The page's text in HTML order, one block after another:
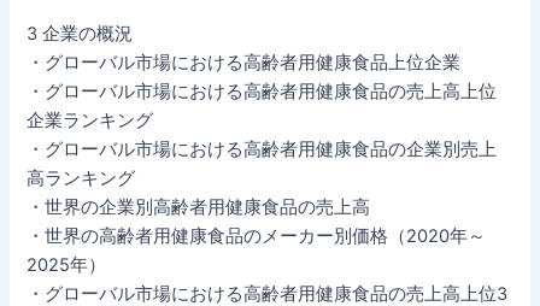
3 企業の概況
・グローバル市場における高齢者用健康食品上位企業
・グローバル市場における高齢者用健康食品の売上高上位
企業ランキング
・グローバル市場における高齢者用健康食品の企業別売上
高ランキング
・世界の企業別高齢者用健康食品の売上高
・世界の高齢者用健康食品のメーカー別価格（2020年～
2025年）
・グローバル市場における高齢者用健康食品の売上高上位3